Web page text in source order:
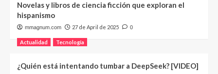
Novelas y libros de ciencia ficción que exploran el
hispanismo
mmagnum.com 27 de April de 2025 0
Actualidad Tecnología
¿Quién está intentando tumbar a DeepSeek? [VIDEO]